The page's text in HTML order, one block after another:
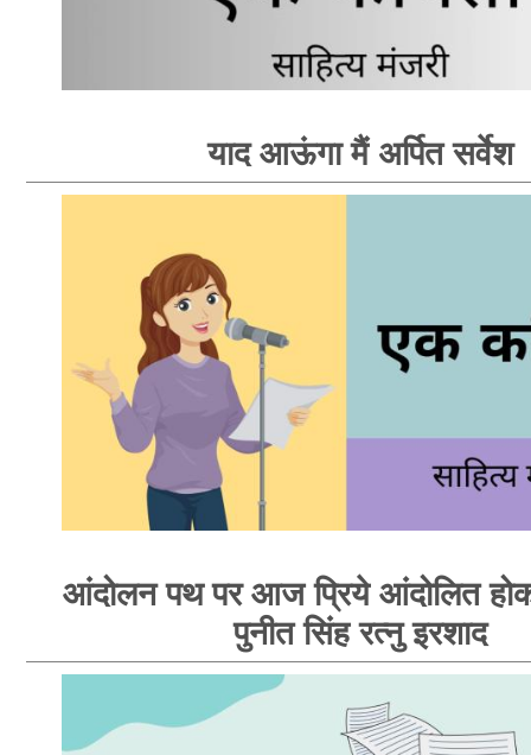
याद आऊंगा मैं अर्पित सर्वेश
आंदोलन पथ पर आज प्रिये आंदोलित
पुनीत सिंह रत्नु इरशाद